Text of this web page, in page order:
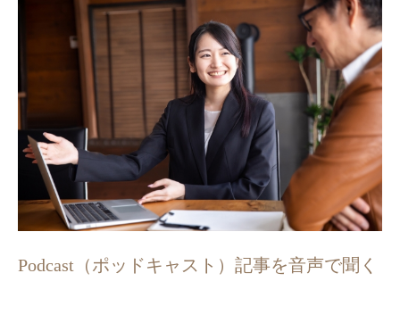
Podcast（ポッドキャスト）記事を音声で聞く